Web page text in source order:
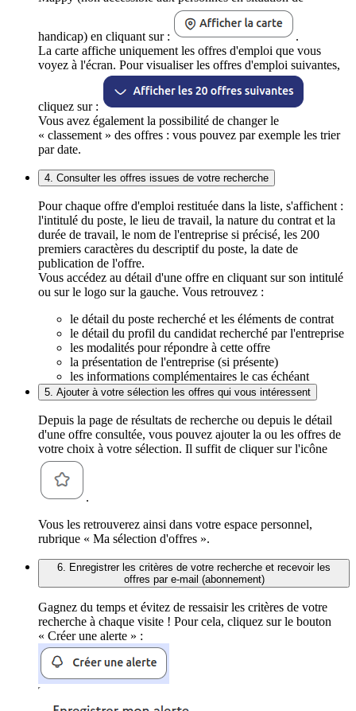
handicap) en cliquant sur :
.
La carte affiche uniquement les offres d'emploi que vous
voyez à l'écran. Pour visualiser les offres d'emploi suivantes,
cliquez sur :
Vous avez également la possibilité de changer le
« classement » des offres : vous pouvez par exemple les trier
par date.
4. Consulter les offres issues de votre recherche
Pour chaque offre d'emploi restituée dans la liste, s'affichent :
l'intitulé du poste, le lieu de travail, la nature du contrat et la
durée de travail, le nom de l'entreprise si précisé, les 200
premiers caractères du descriptif du poste, la date de
publication de l'offre.
Vous accédez au détail d'une offre en cliquant sur son intitulé
ou sur le logo sur la gauche. Vous retrouvez :
le détail du poste recherché et les éléments de contrat
le détail du profil du candidat recherché par l'entreprise
les modalités pour répondre à cette offre
la présentation de l'entreprise (si présente)
les informations complémentaires le cas échéant
5. Ajouter à votre sélection les offres qui vous intéressent
Depuis la page de résultats de recherche ou depuis le détail
d'une offre consultée, vous pouvez ajouter la ou les offres de
votre choix à votre sélection. Il suffit de cliquer sur l'icône
.
Vous les retrouverez ainsi dans votre espace personnel,
rubrique « Ma sélection d'offres ».
6. Enregistrer les critères de votre recherche et recevoir les
offres par e-mail (abonnement)
Gagnez du temps et évitez de ressaisir les critères de votre
recherche à chaque visite ! Pour cela, cliquez sur le bouton
« Créer une alerte » :